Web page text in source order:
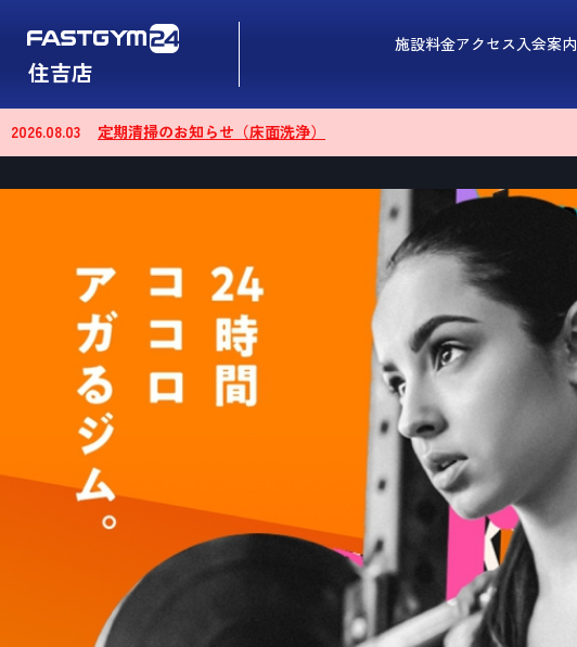
住吉店
施設料金アクセス入会案内
2026.08.03 定期清掃のお知らせ（床面洗浄）